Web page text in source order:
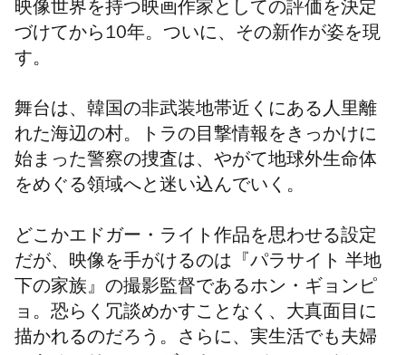
映像世界を持つ映画作家としての評価を決定
づけてから10年。ついに、その新作が姿を現
す。
舞台は、韓国の非武装地帯近くにある人里離
れた海辺の村。トラの目撃情報をきっかけに
始まった警察の捜査は、やがて地球外生命体
をめぐる領域へと迷い込んでいく。
どこかエドガー・ライト作品を思わせる設定
だが、映像を手がけるのは『パラサイト 半地
下の家族』の撮影監督であるホン・ギョンピ
ョ。恐らく冗談めかすことなく、大真面目に
描かれるのだろう。さらに、実生活でも夫婦